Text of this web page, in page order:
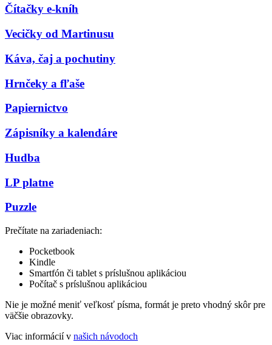
Čítačky e-kníh
Vecičky od Martinusu
Káva, čaj a pochutiny
Hrnčeky a fľaše
Papiernictvo
Zápisníky a kalendáre
Hudba
LP platne
Puzzle
Prečítate na zariadeniach:
Pocketbook
Kindle
Smartfón či tablet s príslušnou aplikáciou
Počítač s príslušnou aplikáciou
Nie je možné meniť veľkosť písma, formát je preto vhodný skôr pre
väčšie obrazovky.
Viac informácií v našich návodoch